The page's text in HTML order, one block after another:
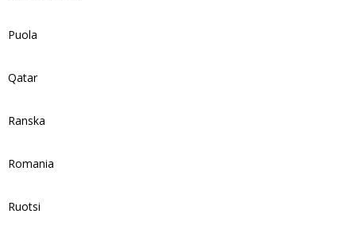
Puola
Qatar
Ranska
Romania
Ruotsi